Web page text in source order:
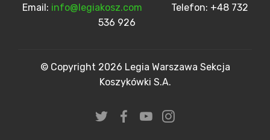
Email: info@legiakosz.com Telefon: +48 732
536 926
© Copyright 2026 Legia Warszawa Sekcja
Koszykówki S.A.